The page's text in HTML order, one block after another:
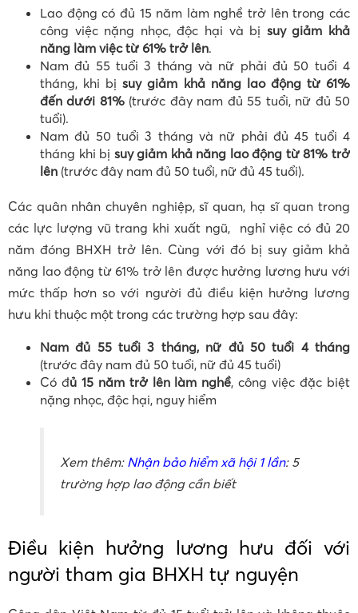
Lao động có đủ 15 năm làm nghề trở lên trong các
công việc nặng nhọc, độc hại và bị suy giảm khả
năng làm việc từ 61% trở lên.
Nam đủ 55 tuổi 3 tháng và nữ phải đủ 50 tuổi 4
tháng, khi bịsuy giảm khả năng lao động từ 61%
đến dưới 81%(trước đây nam đủ 55 tuổi, nữ đủ 50
tuổi).
Nam đủ 50 tuổi 3 tháng và nữ phải đủ 45 tuổi 4
tháng khi bị suy giảm khả năng lao động từ 81% trở
lên (trước đây nam đủ 50 tuổi, nữ đủ 45 tuổi).
Các quân nhân chuyên nghiệp, sĩ quan, hạ sĩ quan trong
các lực lượng vũ trang khi xuất ngũ, nghỉ việc có đủ 20
năm đóng BHXH trở lên. Cùng với đó bị suy giảm khả
năng lao động từ 61% trở lên được hưởng lương hưu với
mức thấp hơn so với người đủ điều kiện hưởng lương
hưu khi thuộc một trong các trường hợp sau đây:
Nam đủ 55 tuổi 3 tháng, nữ đủ 50 tuổi 4 tháng
(trước đây nam đủ 50 tuổi, nữ đủ 45 tuổi)
Có đủ 15 năm trở lên làm nghề, công việc đặc biệt
nặng nhọc, độc hại, nguy hiểm
Xem thêm: Nhận bảo hiểm xã hội 1 lần: 5
trường hợp lao động cần biết
Điều kiện hưởng lương hưu đối với
người tham gia BHXH tự nguyện